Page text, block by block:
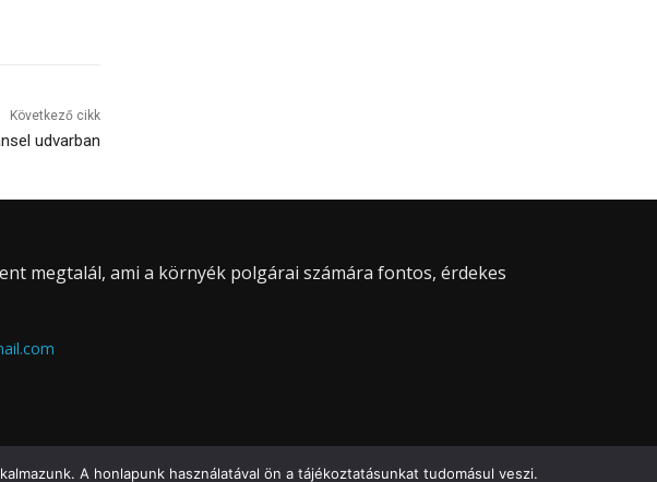
Következő cikk
udvarban
megtalál, ami a környék polgárai számára fontos, érdekes
A honlapunk használatával ön a tájékoztatásunkat tudomásul veszi.